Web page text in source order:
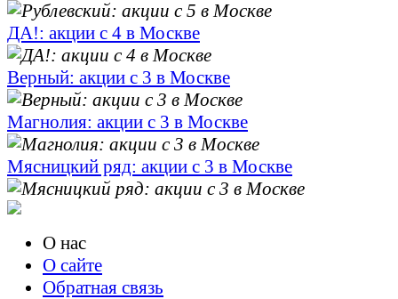
ДА!: акции с 4 в Москве
Верный: акции с 3 в Москве
Магнолия: акции с 3 в Москве
Мясницкий ряд: акции с 3 в Москве
О нас
О сайте
Обратная связь